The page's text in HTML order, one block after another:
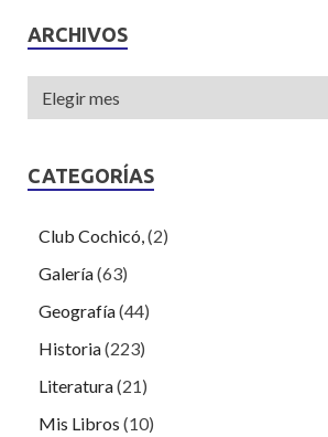
ARCHIVOS
CATEGORÍAS
Club Cochicó, (2)
Galería(63)
Geografía(44)
Historia(223)
Literatura(21)
Mis Libros (10)